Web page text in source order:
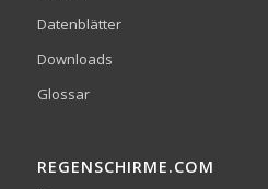
Datenblätter
Downloads
Glossar
REGENSCHIRME.COM